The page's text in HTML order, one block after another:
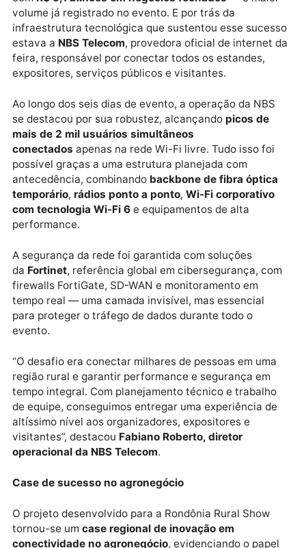
Publicidade
A 11ª edição da Rondônia Rural Show superou todas
expectativas: foram mais de 430 mil visitantes
volume já registrado no evento. E por trás da
infraestrutura tecnológica que sustentou esse
estava a NBS Telecom, provedora oficial de internet
feira, responsável por conectar todos os estandes,
expositores, serviços públicos e visitantes.
Ao longo dos seis dias de evento, a operação da NBS
se destacou por sua robustez, alcançando
conectadosapenas na rede Wi-Fi livre. Tudo isso foi
possível graças a uma estrutura planejada com
antecedência, combinandobackbonede fibra
temporário,rádios ponto a ponto,Wi-Fi corporativo
com tecnologia Wi-Fi 6 e equipamentos de alta
performance.
A segurança da rede foi garantida com soluções
daFortinet, referência global em cibersegurança,
firewalls FortiGate, SD-WAN e monitoramento em
tempo real — uma camada invisível, mas essencial
para proteger o tráfego de dados durante todo o
evento.
“O desafio era conectar milhares de pessoas em
região rural e garantir performance e segurança em
tempo integral. Com planejamento técnico e
de equipe, conseguimos entregar uma experiência